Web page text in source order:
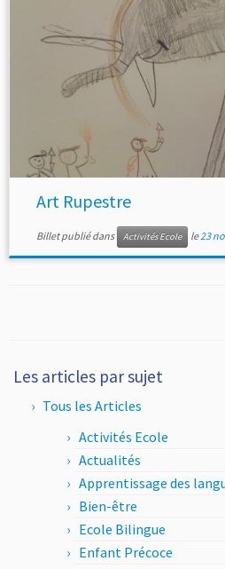
Art Rupestre
Billet publié dans Activités Ecole le23
Les articles par sujet
Tous les Articles
Activités Ecole
Actualités
Apprentissage des
Bien-être
Ecole Bilingue
Enfant Précoce